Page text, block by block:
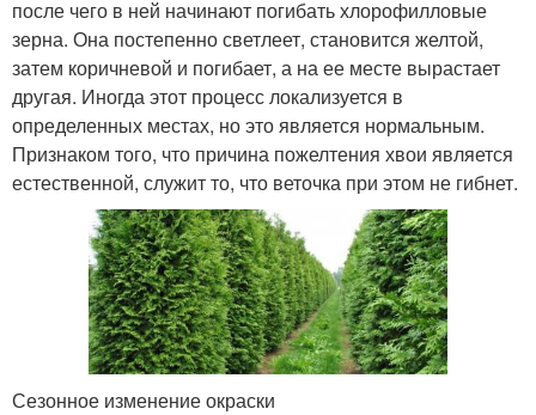
после чего в ней начинают погибать хлорофилловые
зерна. Она постепенно светлеет, становится желтой,
затем коричневой и погибает, а на ее месте вырастает
другая. Иногда этот процесс локализуется в
определенных местах, но это является нормальным.
Признаком того, что причина пожелтения хвои является
естественной, служит то, что веточка при этом не гибнет.
Сезонное изменение окраски